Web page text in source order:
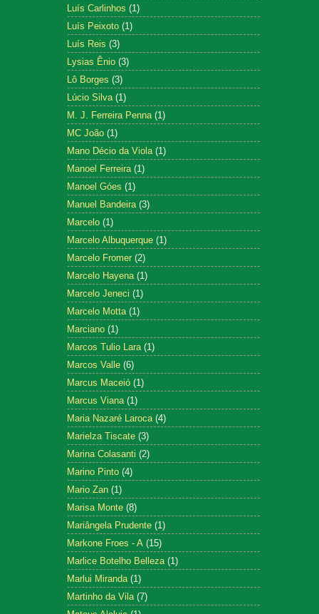
Luís Carlinhos (1)
Luís Peixoto (1)
Luís Reis (3)
Lysias Ênio (3)
Lô Borges (3)
Lúcio Silva (1)
M. J. Ferreira Penna (1)
MC João (1)
Mano Décio da Viola (1)
Manoel Ferreira (1)
Manoel Góes (1)
Manuel Bandeira (3)
Marcelo (1)
Marcelo Albuquerque (1)
Marcelo Fromer (2)
Marcelo Hayena (1)
Marcelo Jeneci (1)
Marcelo Motta (1)
Marciano (1)
Marcos Tulio Lara (1)
Marcos Valle (6)
Marcus Maceió (1)
Marcus Viana (1)
Maria Nazaré Laroca (4)
Marielza Tiscate (3)
Marina Colasanti (2)
Marino Pinto (4)
Mario Zan (1)
Marisa Monte (8)
Mariângela Prudente (1)
Markone Froes - A (15)
Marlice Botelho Belleza (1)
Marlui Miranda (1)
Martinho da Vila (7)